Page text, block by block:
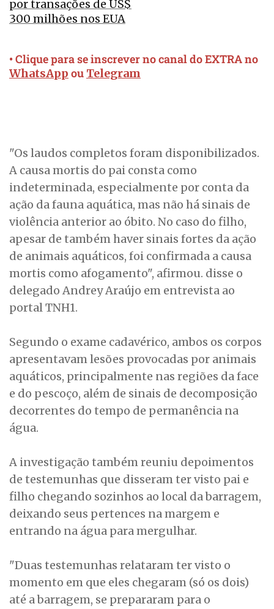
por transações de US$
300 milhões nos EUA
• Clique para se inscrever no canal do EXTRA no
WhatsApp ou Telegram
"Os laudos completos foram disponibilizados.
A causa mortis do pai consta como
indeterminada, especialmente por conta da
ação da fauna aquática, mas não há sinais de
violência anterior ao óbito. No caso do filho,
apesar de também haver sinais fortes da ação
de animais aquáticos, foi confirmada a causa
mortis como afogamento", afirmou. disse o
delegado Andrey Araújo em entrevista ao
portal TNH1.
Segundo o exame cadavérico, ambos os corpos
apresentavam lesões provocadas por animais
aquáticos, principalmente nas regiões da face
e do pescoço, além de sinais de decomposição
decorrentes do tempo de permanência na
água.
A investigação também reuniu depoimentos
de testemunhas que disseram ter visto pai e
filho chegando sozinhos ao local da barragem,
deixando seus pertences na margem e
entrando na água para mergulhar.
"Duas testemunhas relataram ter visto o
momento em que eles chegaram (só os dois)
até a barragem, se prepararam para o